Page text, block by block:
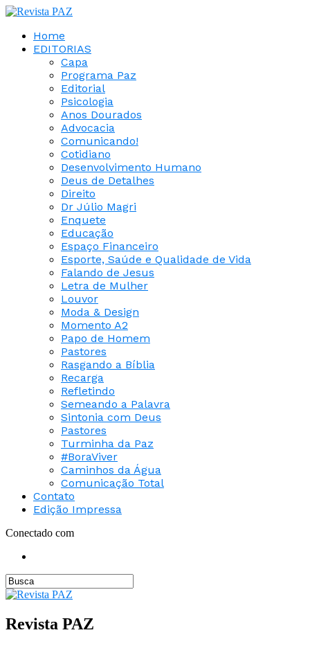
Home
EDITORIAS
Capa
Programa Paz
Editorial
Psicologia
Anos Dourados
Advocacia
Comunicando!
Cotidiano
Desenvolvimento Humano
Deus de Detalhes
Direito
Dr Júlio Magri
Enquete
Educação
Espaço Financeiro
Esporte, Saúde e Qualidade de Vida
Falando de Jesus
Letra de Mulher
Louvor
Moda & Design
Momento A2
Papo de Homem
Pastores
Rasgando a Bíblia
Recarga
Refletindo
Semeando a Palavra
Sintonia com Deus
Pastores
Turminha da Paz
#BoraViver
Caminhos da Água
Comunicação Total
Contato
Edição Impressa
Conectado com
Revista PAZ